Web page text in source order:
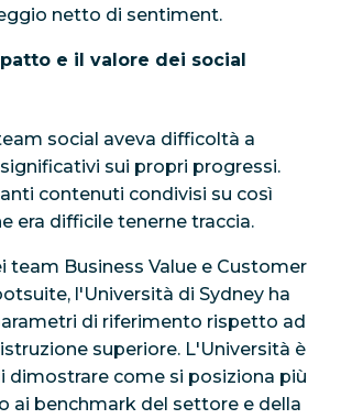
netto di sentiment.
e il valore dei social
social aveva difficoltà a
sui propri progressi.
contenuti condivisi su così
era difficile tenerne traccia.
team Business Value e Customer
l'Università di Sydney ha
di riferimento rispetto ad
superiore. L'Università è
dimostrare come si posiziona più
ai benchmark del settore e della